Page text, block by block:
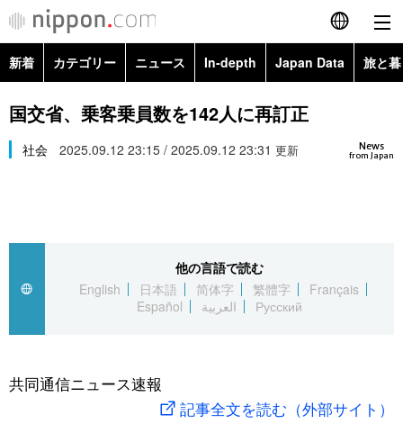
English
简体字
繁體字
العربية
社会
旅と暮らし
新着 カテゴリー ニュース In-depth Japan Data 旅と
政治・外交
経済・ビジネス
社会
文化
科学・技術
暮らし
Images
お知らせ
国交省、乗客乗員数を142人に再訂正
News
from Japan
社会 2025.09.12 23:15 / 2025.09.12 23:31 更新
他の言語で読む
English
日本語 简体字 繁體字
Français
Español
العربية Русский
共同通信ニュース速報
記事全文を読む（外部サイト）